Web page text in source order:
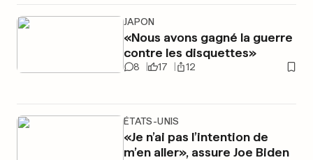
JAPON
«Nous avons gagné la guerre
contre les disquettes»
8 17 12
ÉTATS-UNIS
«Je n’ai pas l’intention de
m’en aller», assure Joe Biden